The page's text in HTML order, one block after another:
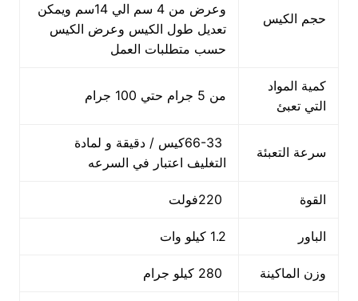
حجم الكيس
وعرض من 4 سم الي 14سم ويمكن
تعديل طول الكيس وعرض الكيس
حسب متطلبات العمل
كمية المواد
التي تعبئ
من 5 جرام حتي 100 جرام
سرعة التعبئة
66-33كيس / دقيقة و لمادة
التغليف اعتبار في السرعه
القوة
الباور 1.2 كيلو وات
وزن الماكينة